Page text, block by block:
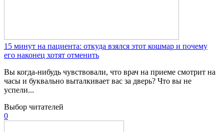
15 минут на пациента: откуда взялся этот кошмар и почему
его наконец хотят отменить
Вы когда-нибудь чувствовали, что врач на приеме смотрит на
часы и буквально выталкивает вас за дверь? Что вы не
успели...
Выбор читателей
0